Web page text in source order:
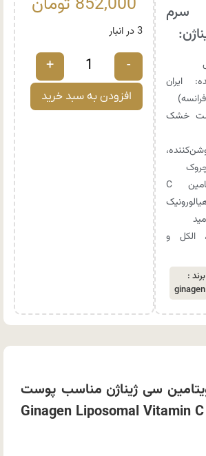
سرم
ایران
خشک
حاوی: ویتامین C
الکل و
برند :
ginagen
3 در انبار
-
+
افزودن به سبد خرید
سی ژیناژن مناسب پوست
خشک تا نرمال Ginagen Liposomal Vitamin C